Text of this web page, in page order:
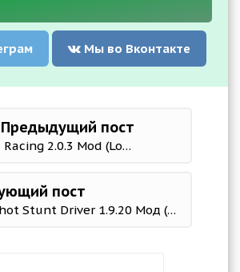
Мы во Вконтакте
Предыдущий пост
Touge Drift & Racing 2.0.3 Mod (Lots of gold coins)
пост
Slingshot Stunt Driver 1.9.20 Мод (много денег)